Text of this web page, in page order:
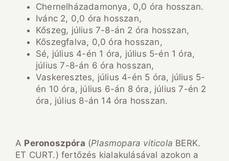
Chernelházadamonya, 0,0 óra hosszan.
Ivánc 2, 0,0 óra hosszan,
Kőszeg, július 7-8-án 2 óra hosszan,
Kőszegfalva, 0,0 óra hosszan,
Sé, július 4-én 1 óra, július 5-én 1 óra,
július 7-8-án 6 óra hosszan,
Vaskeresztes, július 4-én 5 óra, július 5-
én 10 óra, július 6-án 8 óra, július 7-én 2
óra, július 8-án 14 óra hosszan.
A Peronoszpóra (Plasmopara viticola BERK.
ET CURT.) fertőzés kialakulásával azokon a